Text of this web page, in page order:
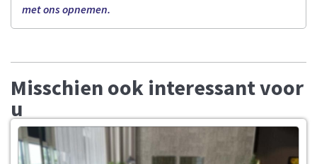
met ons opnemen.
Misschien ook interessant voor
u